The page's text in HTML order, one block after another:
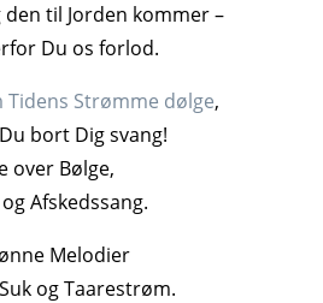
til Jorden kommer –
Du os forlod.
Tidens Strømme dølge,
bort Dig svang!
over Bølge,
Afskedssang.
Melodier
og Taarestrøm.